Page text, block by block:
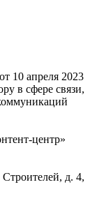
10 апреля 2023
в сфере связи,
центр»
д. 4,